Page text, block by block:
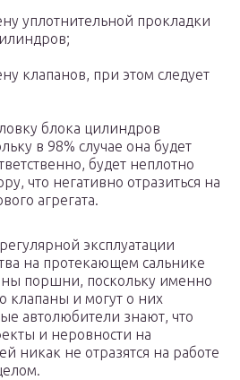
уплотнительной прокладки
клапанов, при этом следует
блока цилиндров
в 98% случае она будет
будет неплотно
что негативно отразиться на
агрегата.
эксплуатации
на протекающем сальнике
поршни, поскольку именно
клапаны и могут о них
автолюбители знают, что
и неровности на
никак не отразятся на работе